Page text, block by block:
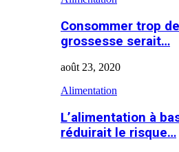
Consommer trop
grossesse serait…
août 23, 2020
Alimentation
L’alimentation à
réduirait le risque…